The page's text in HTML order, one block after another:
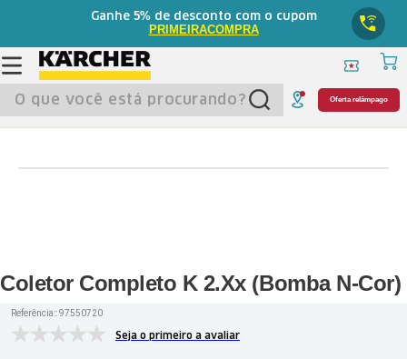
Ganhe 5%de desconto com o cupom
PRIMEIRACOMPRA
O que você está procurando? Oferta relâmpago
Coletor Completo K 2.Xx (Bomba N-Cor)
Referência::97550720
Seja o primeiro a avaliar